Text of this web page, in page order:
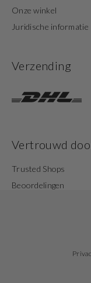
Onze winkel
Juridische informatie
Verzending
Vertrouwd
Trusted Shops
Beoordelingen